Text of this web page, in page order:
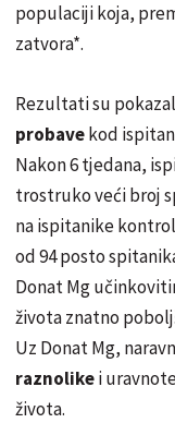
populaciji koja,
zatvora*.
Rezultati su
probavekod
Nakon 6 tjedana,
trostruko veći broj
na ispitanike
od 94 posto
Donat Mg
života znatno
Uz Donat Mg,
raznolikei
života.